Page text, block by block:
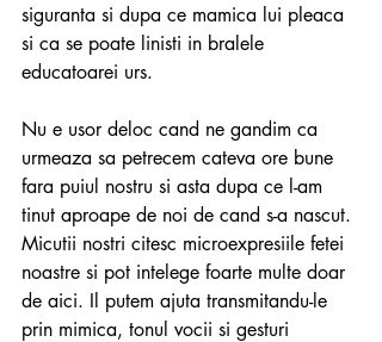
siguranta si dupa ce mamica lui pleaca
si ca se poate linisti in bralele
educatoarei urs.
Nu e usor deloc cand ne gandim ca
urmeaza sa petrecem cateva ore bune
fara puiul nostru si asta dupa ce l-am
tinut aproape de noi de cand s-a nascut.
Micutii nostri citesc microexpresiile fetei
noastre si pot intelege foarte multe doar
de aici. Il putem ajuta transmitandu-le
prin mimica, tonul vocii si gesturi